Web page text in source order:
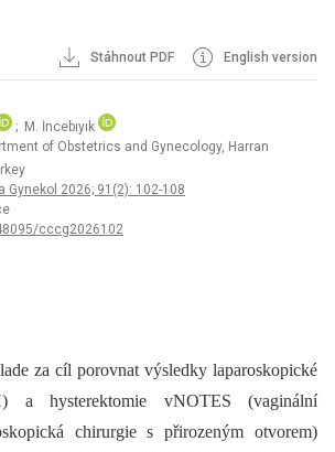
Stáhnout PDF English version
; M. İncebıyık
of Obstetrics and Gynecology, Harran
Gynekol 2026; 91(2): 102-108
cccg2026102
za cíl porovnat výsledky laparoskopické
a hysterektomie vNOTES (vaginální
chirurgie s přirozeným otvorem)